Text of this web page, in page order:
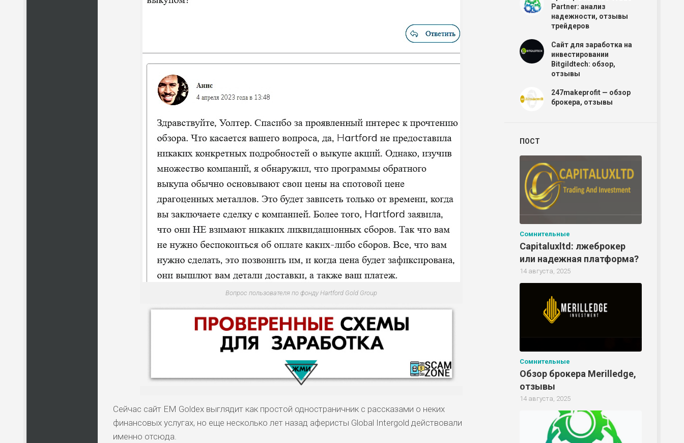
Вопрос пользователя по фонду Hartford Gold Group
Сейчас сайт EM Goldex выглядит как простой одностраничник с рассказами о неких
финансовых услугах, но еще несколько лет назад аферисты Global Intergold действовали
именно отсюда.
Partner: анализ
надежности, отзывы
трейдеров
Сайт для заработка на
инвестировании
Bitgildtech: обзор,
отзывы
247makeprofit — обзор
брокера, отзывы
ПОСТ
Сомнительные
Capitaluxltd: лжеброкер
или надежная платформа?
14 августа, 2025
Сомнительные
Обзор брокера Merilledge,
отзывы
14 августа, 2025